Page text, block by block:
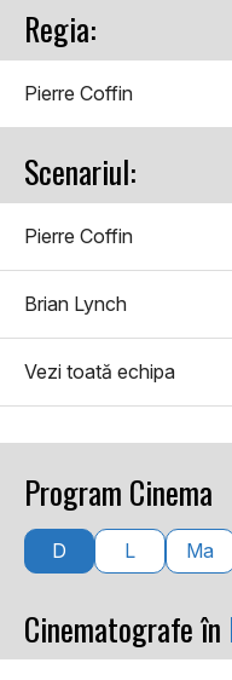
Regia:
Pierre Coffin
Scenariul:
Pierre Coffin
Brian Lynch
Vezi toată echipa
Program Cinema
D L Ma
Cinematografe în